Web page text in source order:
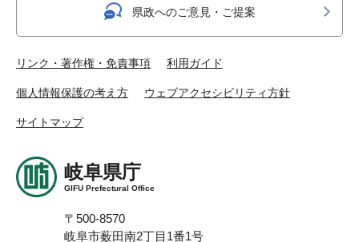
県政へのご意見・ご提案
リンク・著作権・免責事項 利用ガイド
個人情報保護の考え方 ウェブアクセシビリティ方針
サイトマップ
岐阜県庁
GIFU Prefectural Office
〒500-8570
岐阜市薮田南2丁目1番1号